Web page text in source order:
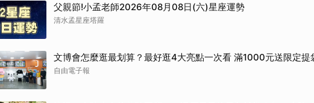
父親節!小孟老師2026年08月08日(六)星座運勢
清水孟星座塔羅
文博會怎麼逛最划算？最好逛4大亮點一次看 滿1000元送限定提
自由電子報